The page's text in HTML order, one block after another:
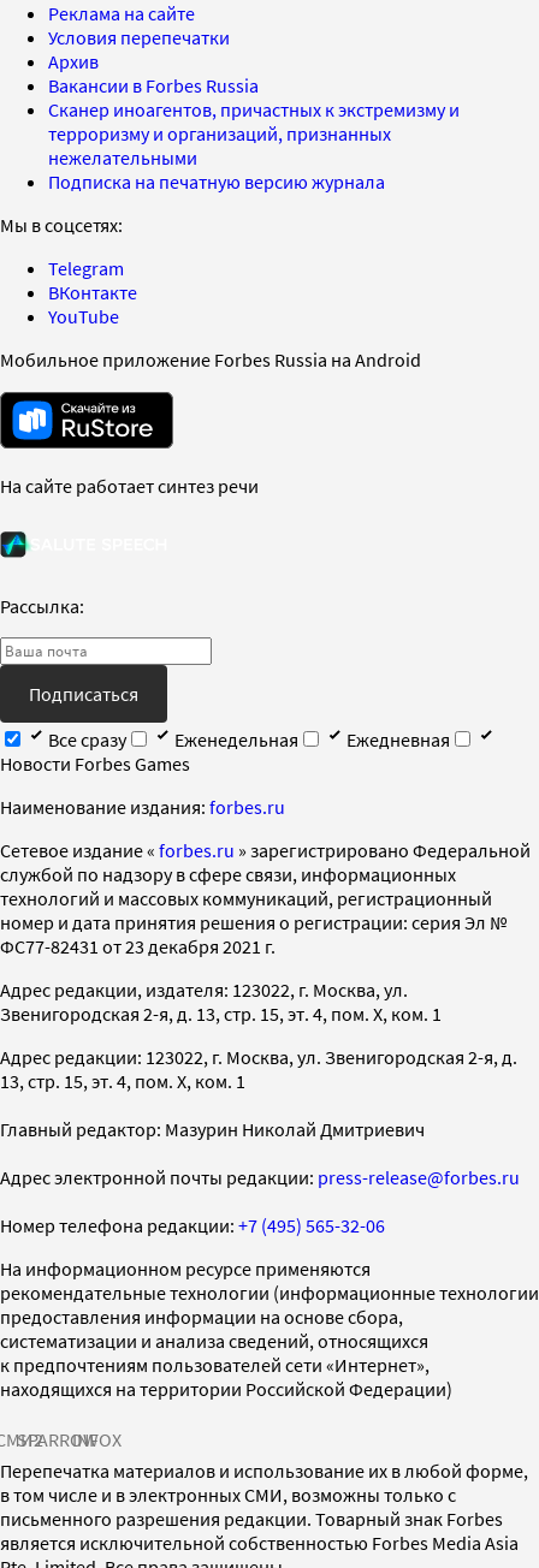
Реклама на сайте
Условия перепечатки
Архив
Вакансии в Forbes Russia
Сканер иноагентов, причастных к экстремизму и
терроризму и организаций, признанных
нежелательными
Подписка на печатную версию журнала
Мы в соцсетях:
Telegram
ВКонтакте
YouTube
Мобильное приложение Forbes Russia на Android
На сайте работает синтез речи
Рассылка:
Подписаться
Все сразу
Еженедельная
Ежедневная
Новости Forbes Games
Наименование издания: forbes.ru
Cетевое издание « forbes.ru » зарегистрировано Федеральной
службой по надзору в сфере связи, информационных
технологий и массовых коммуникаций, регистрационный
номер и дата принятия решения о регистрации: серия Эл №
ФС77-82431 от 23 декабря 2021 г.
Адрес редакции, издателя: 123022, г. Москва, ул.
Звенигородская 2-я, д. 13, стр. 15, эт. 4, пом. X, ком. 1
Адрес редакции: 123022, г. Москва, ул. Звенигородская 2-я, д.
13, стр. 15, эт. 4, пом. X, ком. 1
Главный редактор: Мазурин Николай Дмитриевич
Адрес электронной почты редакции: press-release@forbes.ru
Номер телефона редакции: +7 (495) 565-32-06
На информационном ресурсе применяются
рекомендательные технологии (информационные технологии
предоставления информации на основе сбора,
систематизации и анализа сведений, относящихся
к предпочтениям пользователей сети «Интернет»,
находящихся на территории Российской Федерации)
SPARROWINFOX
Перепечатка материалов и использование их в любой форме,
в том числе и в электронных СМИ, возможны только с
письменного разрешения редакции. Товарный знак Forbes
является исключительной собственностью Forbes Media Asia